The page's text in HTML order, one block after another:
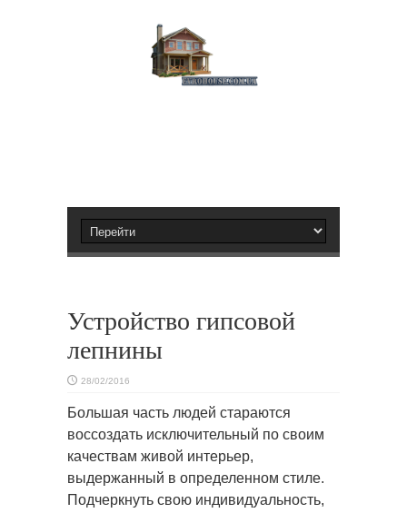
Устройство гипсовой
лепнины
28/02/2016
Большая часть людей стараются
воссоздать исключительный по своим
качествам живой интерьер,
выдержанный в определенном стиле.
Подчеркнуть свою индивидуальность,